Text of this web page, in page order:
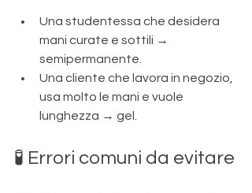
Una studentessa che desidera
mani curate e sottili →
semipermanente.
Una cliente che lavora in negozio,
usa molto le mani e vuole
lunghezza → gel.
🧪 Errori comuni da evitare